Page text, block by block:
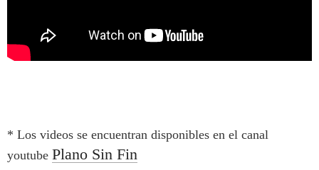
* Los videos se encuentran disponibles en el canal
youtube Plano Sin Fin